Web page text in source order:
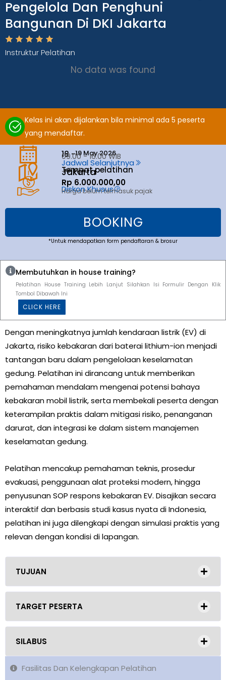
Pengelola Dan Penghuni
Bangunan Di DKI Jakarta
Instruktur Pelatihan
No data was found
Kelas ini akan dijalankan bila minimal ada 5 peserta
yang mendaftar.
18 -19 May 2026
09.00 - 16.00 WIB
Jadwal Selanjutnya
Tempat pelatihan
Jakarta
Jakarta
Rp 6.000.000,00
Diskon Khusus
Harga belum termasuk pajak
BOOKING
*Untuk mendapatkan form pendaftaran & brosur
Membutuhkan in house training?
Pelatihan House Training Lebih Lanjut Silahkan Isi Formulir Dengan Klik
Tombol Dibawah Ini
CLICK HERE
Dengan meningkatnya jumlah kendaraan listrik (EV) di
Jakarta, risiko kebakaran dari baterai lithium-ion menjadi
tantangan baru dalam pengelolaan keselamatan
gedung. Pelatihan ini dirancang untuk memberikan
pemahaman mendalam mengenai potensi bahaya
kebakaran mobil listrik, serta membekali peserta dengan
keterampilan praktis dalam mitigasi risiko, penanganan
darurat, dan integrasi ke dalam sistem manajemen
keselamatan gedung.
Pelatihan mencakup pemahaman teknis, prosedur
evakuasi, penggunaan alat proteksi modern, hingga
penyusunan SOP respons kebakaran EV. Disajikan secara
interaktif dan berbasis studi kasus nyata di Indonesia,
pelatihan ini juga dilengkapi dengan simulasi praktis yang
relevan dengan kondisi di lapangan.
TUJUAN
TARGET PESERTA
SILABUS
Fasilitas Dan Kelengkapan Pelatihan